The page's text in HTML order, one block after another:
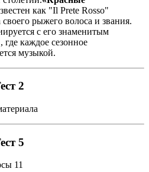
как "Il Prete Rosso"
рыжего волоса и звания.
с его знаменитым
каждое сезонное
музыкой.
2
5
11